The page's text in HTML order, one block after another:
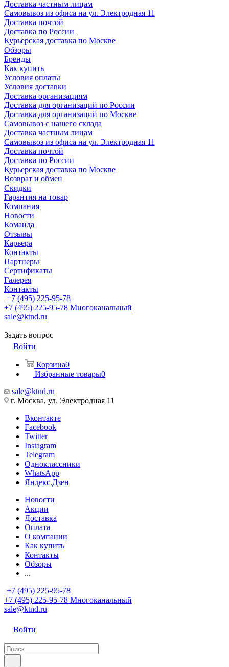
Доставка частным лицам
Самовывоз из офиса на ул. Электродная 11
Доставка почтой
Доставка по России
Курьерская доставка по Москве
Обзоры
Бренды
Как купить
Условия оплаты
Условия доставки
Доставка организациям
Доставка для организаций по России
Доставка для организаций по Москве
Самовывоз с нашего склада
Доставка частным лицам
Самовывоз из офиса на ул. Электродная 11
Доставка почтой
Доставка по России
Курьерская доставка по Москве
Возврат и обмен
Скидки
Гарантия на товар
Компания
Новости
Команда
Отзывы
Карьера
Контакты
Партнеры
Сертификаты
Галерея
Контакты
+7 (495) 225-95-78
+7 (495) 225-95-78 Многоканальный
sale@ktnd.ru
Задать вопрос
Войти
Корзина0
Избранные товары0
sale@ktnd.ru
г. Москва, ул. Электродная 11
Вконтакте
Facebook
Twitter
Instagram
Telegram
Одноклассники
WhatsApp
Яндекс.Дзен
Новости
Акции
Доставка
Оплата
О компании
Как купить
Контакты
Обзоры
...
+7 (495) 225-95-78
+7 (495) 225-95-78 Многоканальный
sale@ktnd.ru
Войти